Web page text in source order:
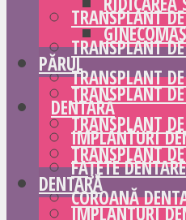
TRANSPLANT
TRANSPLANT
TRANSPLANT
DENTARĂ
IMPLANTURI
FAȚETE DENTARE
COROANĂ
PĂRUL
TRANSPLANT
TRANSPLANT
TRANSPLANT
DENTARĂ
IMPLANTURI